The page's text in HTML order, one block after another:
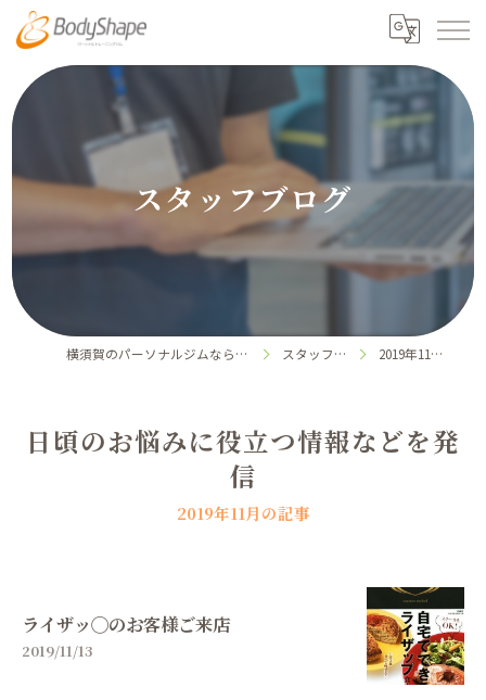
スタッフブログ
横須賀のパーソナルジムならボディシェイプ スタッフブログ 2019年11月の記事
日頃のお悩みに役立つ情報などを発
信
2019年11月の記事
ライザッ◯のお客様ご来店
2019/11/13